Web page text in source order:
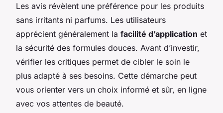
Les avis révèlent une préférence pour les produits
sans irritants ni parfums. Les utilisateurs
apprécient généralement la facilité d’application et
la sécurité des formules douces. Avant d’investir,
vérifier les critiques permet de cibler le soin le
plus adapté à ses besoins. Cette démarche peut
vous orienter vers un choix informé et sûr, en ligne
avec vos attentes de beauté.